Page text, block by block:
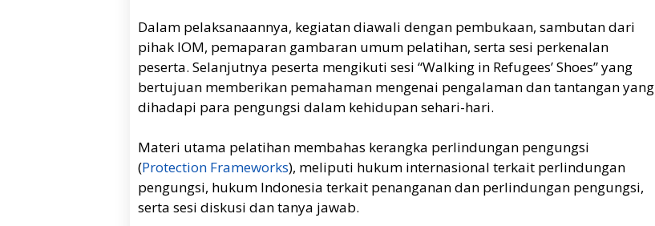
Dalam pelaksanaannya, kegiatan diawali dengan pembukaan, sambutan dari
pihak IOM, pemaparan gambaran umum pelatihan, serta sesi perkenalan
peserta. Selanjutnya peserta mengikuti sesi “Walking in Refugees’ Shoes” yang
bertujuan memberikan pemahaman mengenai pengalaman dan tantangan yang
dihadapi para pengungsi dalam kehidupan sehari-hari.
Materi utama pelatihan membahas kerangka perlindungan pengungsi
(Protection Frameworks), meliputi hukum internasional terkait perlindungan
pengungsi, hukum Indonesia terkait penanganan dan perlindungan pengungsi,
serta sesi diskusi dan tanya jawab.